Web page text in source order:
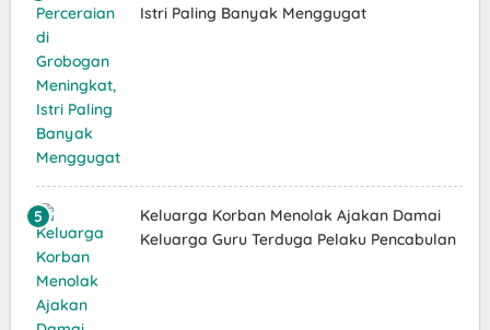
Istri Paling Banyak Menggugat
Keluarga Korban Menolak Ajakan Damai
Keluarga Guru Terduga Pelaku Pencabulan